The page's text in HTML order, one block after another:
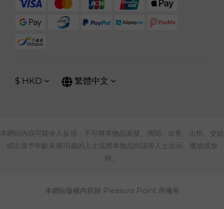
$ HKD 繁體中文
本網站內容可能令人反感；不可將本物品派發、傳閱、出售、出租、交給
或出借予年齡未滿18歲的人士或將本物品向該等人士出示、播放或放
映。
本網站版權內容歸 Pleasure Point 所擁有